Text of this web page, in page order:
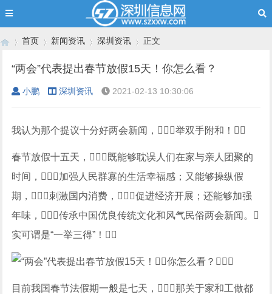
›
首页
›
新闻资讯
›
深圳资讯
›
正文
“两会”代表提出春节放假15天！你怎么看？
小鹏 深圳资讯 2021-02-13 10:30:06
我认为那个提议十分好两会新闻，举双手附和！
春节放假十五天，既能够耽误人们在家与亲人团聚的
时间，加强人民群寡的生活幸福感；又能够操纵假
期，刺激国内消费，促进经济开展；还能够加强
年味，传承中国优良传统文化和风气民俗两会新闻。
实可谓是“一举三得”！
目前我国春节法假期一般是七天，那关于家和工做都